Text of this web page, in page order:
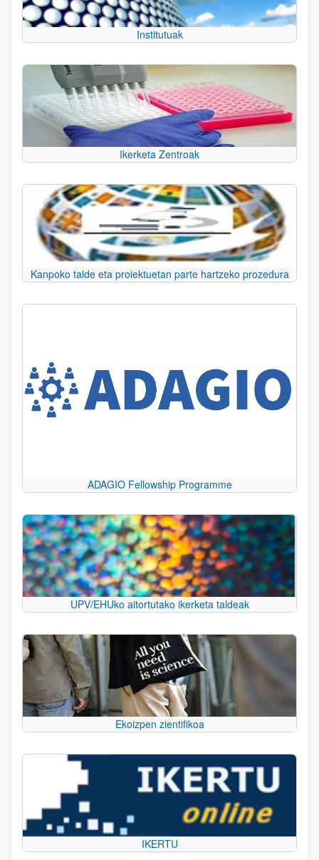
Institutuak
Ikerketa Zentroak
Kanpoko talde eta proiektuetan parte hartzeko prozedura
ADAGIO Fellowship Programme
UPV/EHUko aitortutako ikerketa taldeak
Ekoizpen zientifikoa
IKERTU